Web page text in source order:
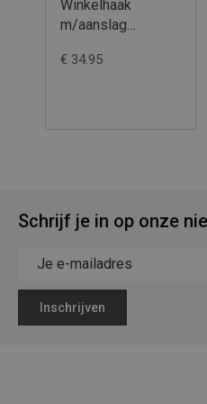
Winkelhaak
m/aanslag
€ 34.95
Schrijf je in op onze
Inschrijven